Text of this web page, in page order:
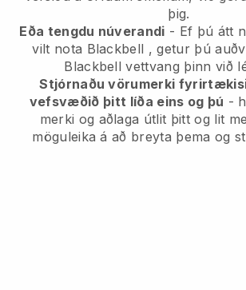
þig.
Eða tengdu núverandi - Ef þú átt
vilt nota Blackbell , getur þú
Blackbell vettvang þinn við
Stjórnaðu vörumerki
vefsvæðið þitt líða eins og þú -
merki og aðlaga útlit þitt og lit
möguleika á að breyta þema og